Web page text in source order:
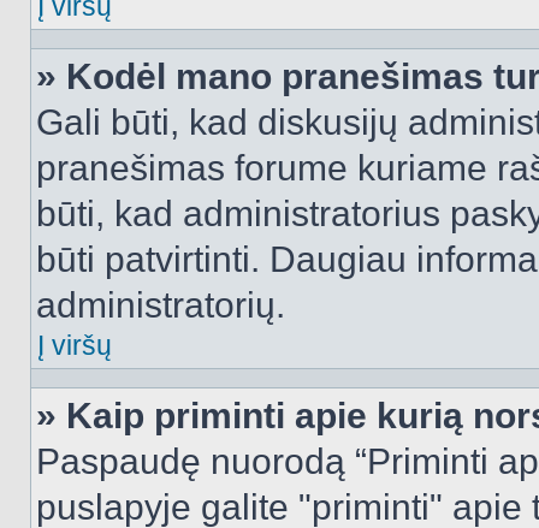
» Kodėl mano pranešimas
Gali būti, kad diskusijų
pranešimas forume kuriame
būti, kad administratorius
būti patvirtinti. Daugiau
administratorių.
Į viršų
» Kaip priminti apie kurią
Paspaudę nuorodą “Priminti
puslapyje galite "priminti"